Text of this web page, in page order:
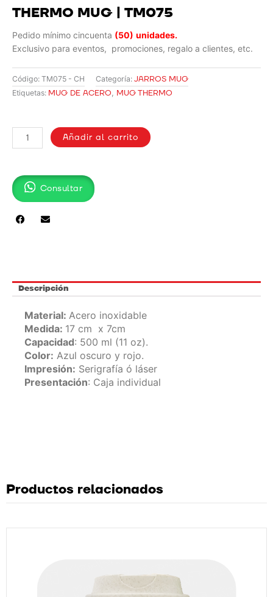
THERMO MUG | TM075
Pedido mínimo cincuenta (50) unidades.
Exclusivo para eventos, promociones, regalo a clientes, etc.
Código: TM075 - CH Categoría: JARROS MUG
Etiquetas: MUG DE ACERO, MUG THERMO
MUG
|
cantidad
Añadir al carrito
Consultar
Descripción
Material: Acero inoxidable
Medida: 17 cm x 7cm
Capacidad: 500 ml (11 oz).
Color: Azul oscuro y rojo.
Impresión: Serigrafía ó láser
Presentación: Caja individual
Productos relacionados